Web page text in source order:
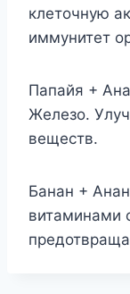
клеточную
иммунитет
Папайя +
Железо.
веществ.
Банан +
витаминами